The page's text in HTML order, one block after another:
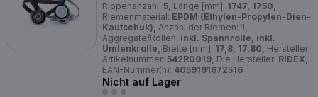
Rippenanzahl: 5, Länge [mm]: 1747, 1750,
Riemenmaterial: EPDM (Ethylen-Propylen-Dien-
Kautschuk), Anzahl der Riemen: 1,
Aggregate/Rollen: inkl. Spannrolle, inkl.
Umlenkrolle, Breite [mm]: 17,8, 17,80, Hersteller
Artikelnummer: 542R0019, Die Hersteller: RIDEX,
EAN-Nummer(n): 4059191672516
Nicht auf Lager